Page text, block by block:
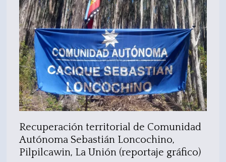
Recuperación territorial de Comunidad
Autónoma Sebastián Loncochino,
Pilpilcawin, La Unión (reportaje gráfico)